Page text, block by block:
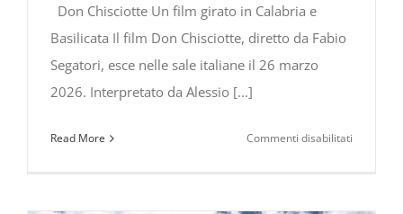
Don Chisciotte Un film girato in Calabria e
Basilicata Il film Don Chisciotte, diretto da Fabio
Segatori, esce nelle sale italiane il 26 marzo
2026. Interpretato da Alessio [...]
Read More Commenti disabilitati